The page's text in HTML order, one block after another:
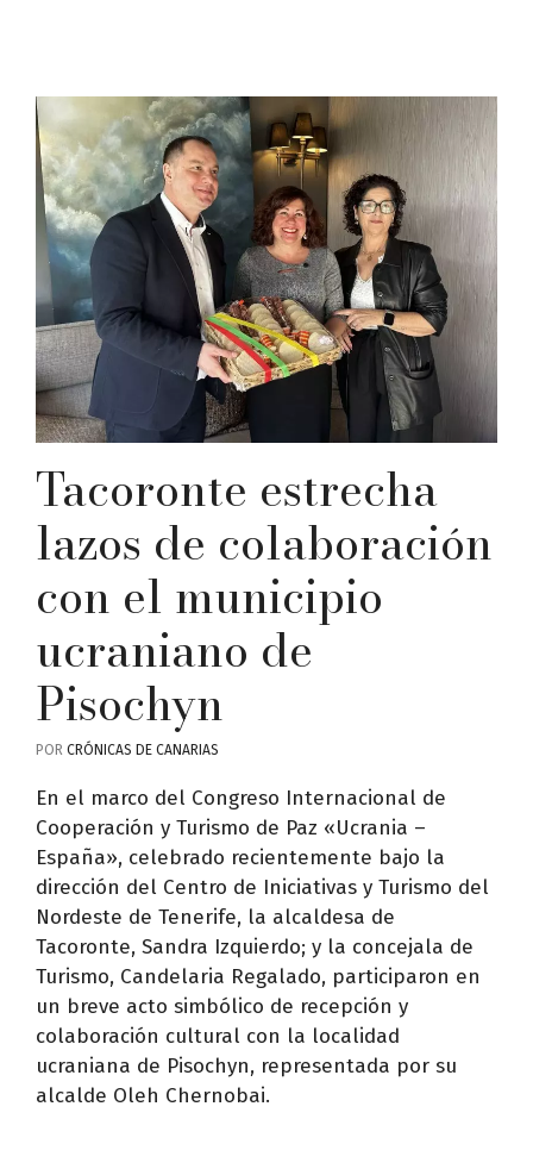
Tacoronte estrecha
lazos de colaboración
con el municipio
ucraniano de
Pisochyn
POR CRÓNICAS DE CANARIAS
En el marco del Congreso Internacional de
Cooperación y Turismo de Paz «Ucrania –
España», celebrado recientemente bajo la
dirección del Centro de Iniciativas y Turismo del
Nordeste de Tenerife, la alcaldesa de
Tacoronte, Sandra Izquierdo; y la concejala de
Turismo, Candelaria Regalado, participaron en
un breve acto simbólico de recepción y
colaboración cultural con la localidad
ucraniana de Pisochyn, representada por su
alcalde Oleh Chernobai.